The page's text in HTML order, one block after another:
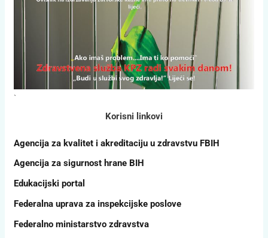
`
Korisni linkovi
Agencija za kvalitet i akreditaciju u zdravstvu FBIH
Agencija za sigurnost hrane BIH
Edukacijski portal
Federalna uprava za inspekcijske poslove
Federalno ministarstvo zdravstva